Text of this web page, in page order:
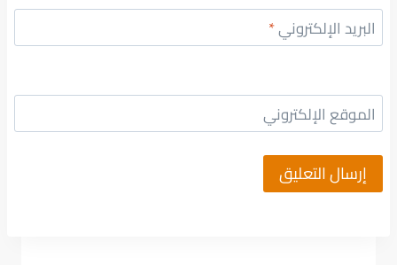
البريد الإلكتروني*
الموقع الإلكتروني